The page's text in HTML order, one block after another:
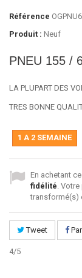
Référence OGPNU6
Produit : Neuf
PNEU 155 /
LA PLUPART DES
TRES BONNE
1 A 2 SEMAINE
En achetant
fidélité.
transformé(s)
Tweet
4/5